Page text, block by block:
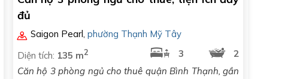
đủ
Saigon Pearl, phường Thạnh Mỹ Tây
Diện tích: 135 m2 3
2
Căn hộ 3 phòng ngủ cho thuê quận Bình Thạnh, gần